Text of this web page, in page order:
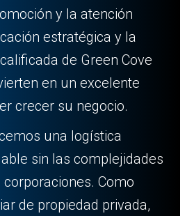
y la atención
estratégica y la
de Green Cove
en un excelente
crecer su negocio.
una logística
sin las complejidades
Como
de propiedad privada,